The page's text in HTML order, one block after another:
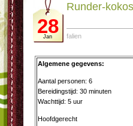
28
Jan
Runder-
falien
Algemene gegevens:
Aantal personen: 6
Bereidingstijd: 30 minuten
Wachttijd: 5 uur
Hoofdgerecht